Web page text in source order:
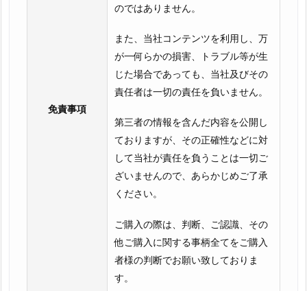
免責事項
のではありません。
また、当社コンテンツを利用し、万
が一何らかの損害、トラブル等が生
じた場合であっても、当社及びその
責任者は一切の責任を負いません。
第三者の情報を含んだ内容を公開し
ておりますが、その正確性などに対
して当社が責任を負うことは一切ご
ざいませんので、あらかじめご了承
ください。
ご購入の際は、判断、ご認識、その
他ご購入に関する事柄全てをご購入
者様の判断でお願い致しておりま
す。